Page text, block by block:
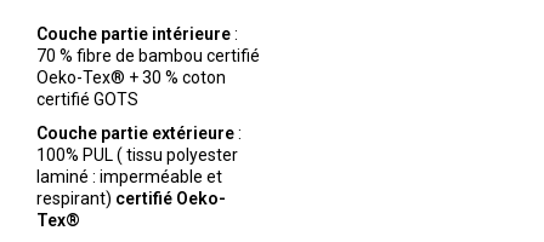
Couche partie intérieure:
70 % fibre de bambou certifié
Oeko-Tex® + 30 % coton
certifié GOTS
Couche partie extérieure:
100% PUL ( tissu polyester
laminé : imperméable et
respirant) certifié Oeko-
Tex®